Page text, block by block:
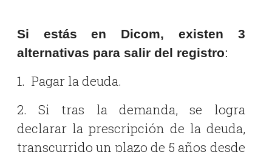
Si estás en Dicom, existen 3
alternativas para salir del registro:
1. Pagar la deuda.
2. Si tras la demanda, se logra
declarar la prescripción de la deuda,
transcurrido un plazo de 5 años desde